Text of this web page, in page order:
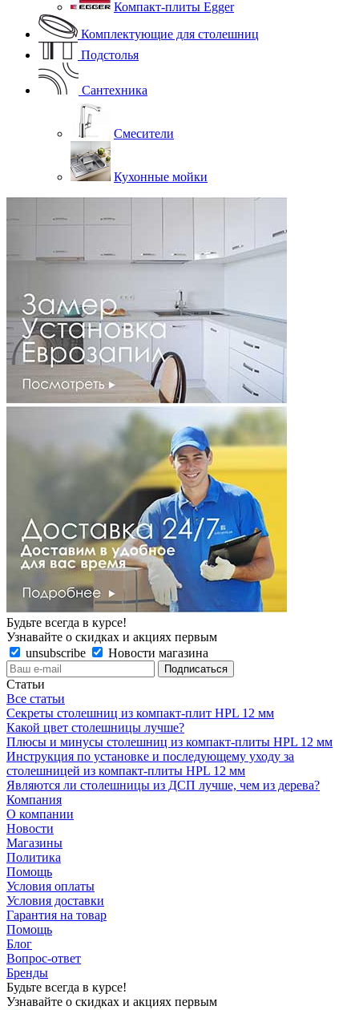
Компакт-плиты Egger
Комплектующие для столешниц
Подстолья
Сантехника
Смесители
Кухонные мойки
Будьте всегда в курсе!
Узнавайте о скидках и акциях первым
unsubscribe
Новости магазина
Статьи
Все статьи
Секреты столешниц из компакт-плит HPL 12 мм
Какой цвет столешницы лучше?
Плюсы и минусы столешниц из компакт-плиты HPL 12 мм
Инструкция по установке и последующему уходу за
столешницей из компакт-плиты HPL 12 мм
Являются ли столешницы из ДСП лучше, чем из дерева?
Компания
О компании
Новости
Магазины
Политика
Помощь
Условия оплаты
Условия доставки
Гарантия на товар
Помощь
Блог
Вопрос-ответ
Бренды
Будьте всегда в курсе!
Узнавайте о скидках и акциях первым